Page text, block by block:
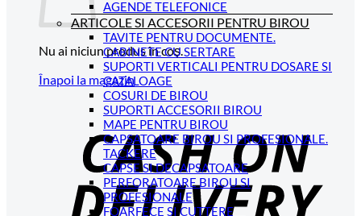
Nu ai niciun produs în coș.
Înapoi la magazin
AGENDE TELEFONICE
ARTICOLE SI ACCESORII PENTRU BIROU
TAVITE PENTRU DOCUMENTE.
CABINETE CU SERTARE
SUPORTI VERTICALI PENTRU DOSARE SI
CATALOAGE
COSURI DE BIROU
SUPORTI ACCESORII BIROU
MAPE PENTRU BIROU
CAPSATOARE BIROU SI PROFESIONALE.
TACKERE
CAPSE SI DECAPSATOARE
PERFORATOARE BIROU SI
PROFESIONALE
FOARFECE SI CUTTERE